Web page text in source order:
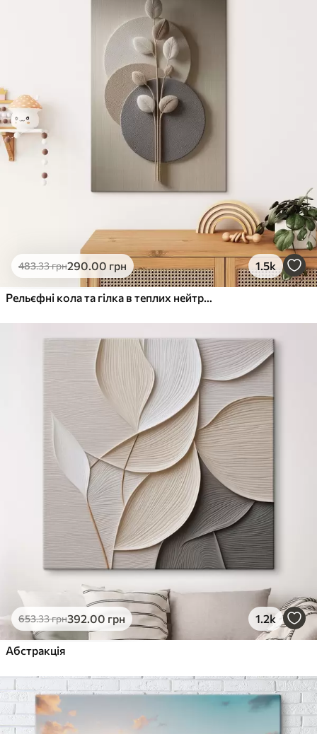
483.33грн290.00 грн 1.5k
Рельєфні кола та гілка в теплих нейтральних тонах
653.33грн392.00 грн 1.2k
Абстракція